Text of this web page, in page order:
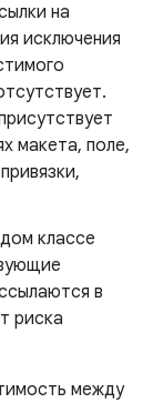
на
исключения
макета, поле,
классе
в
риска
между